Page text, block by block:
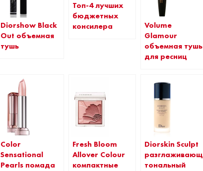
Diorshow Black
Out объемная
тушь
Топ-4 лучших
бюджетных
консилера
Volume
Glamour
объемная тушь
для ресниц
Color
Sensational
Pearls помада
Fresh Bloom
Allover Colour
компактные
Diorskin Sculpt
тональный